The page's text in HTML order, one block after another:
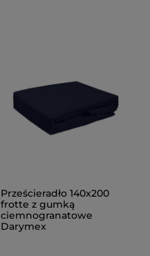
Prześcieradło 140x200
frotte z gumką
ciemnogranatowe
Darymex